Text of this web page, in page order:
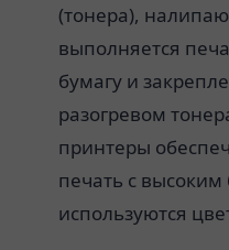
(тонера),
выполняется
бумагу и
разогревом
принтеры
печать с
используются